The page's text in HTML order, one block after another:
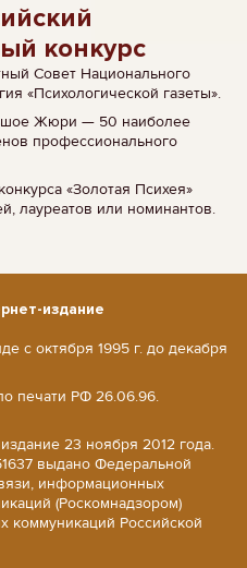
конкурс
Совет Национального
«Психологической газеты».
Жюри — 50 наиболее
профессионального
«Золотая Психея»
лауреатов или номинантов.
издание
с октября 1995 г. до декабря
печати РФ 26.06.96.
23 ноября 2012 года.
выдано Федеральной
информационных
(Роскомнадзором)
коммуникаций Российской